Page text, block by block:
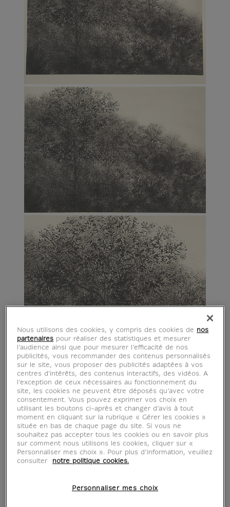
Nous utilisons des cookies, y compris des cookies de nos
partenaires pour réaliser des statistiques et mesurer
l’audience ainsi que pour mesurer l’efficacité de nos
publicités, vous recommander des contenus personnalisés
sur le site, vous proposer des publicités adaptées à vos
centres d'intérêts, des contenus interactifs, des vidéos. A
l’exception de ceux nécessaires au fonctionnement du
site, les cookies ne peuvent être déposés qu’avec votre
consentement. Vous pouvez exprimer vos choix en
utilisant les boutons ci-après et changer d’avis à tout
moment en cliquant sur la rubrique « Gérer les cookies »
située en bas de chaque page du site. Si vous ne
souhaitez pas accepter tous les cookies ou en savoir plus
sur comment nous utilisons les cookies, cliquer sur «
Personnaliser mes choix ». Pour plus d’information, veuillez
consulter
notre politique cookies.
Personnaliser mes choix